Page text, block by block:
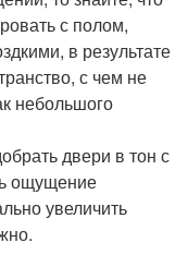
с полом,
в результате
с чем не
небольшого
двери в тон с
ощущение
увеличить